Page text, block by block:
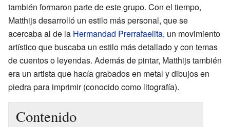
también formaron parte de este grupo. Con el tiempo,
Matthijs desarrolló un estilo más personal, que se
acercaba al de la Hermandad Prerrafaelita, un movimiento
artístico que buscaba un estilo más detallado y con temas
de cuentos o leyendas. Además de pintar, Matthijs también
era un artista que hacía grabados en metal y dibujos en
piedra para imprimir (conocido como litografía).
Contenido